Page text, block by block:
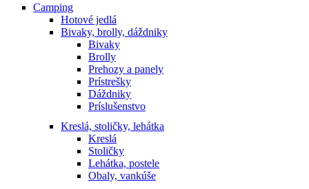
Camping
Hotové jedlá
Bivaky, brolly, dáždniky
Bivaky
Brolly
Prehozy a panely
Prístrešky
Dáždniky
Príslušenstvo
Kreslá, stoličky, lehátka
Kreslá
Stoličky
Lehátka, postele
Obaly, vankúše